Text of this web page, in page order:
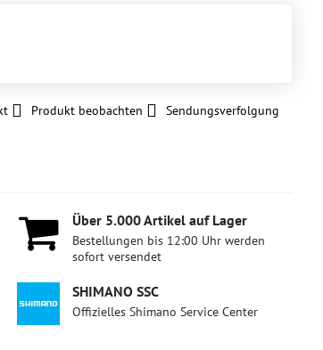
Produkt beobachten Sendungsverfolgung
Über 5​.000 Artikel auf Lager
Bestellungen bis 12:00 Uhr werden
sofort versendet
SHIMANO SSC
Offizielles Shimano Service Center